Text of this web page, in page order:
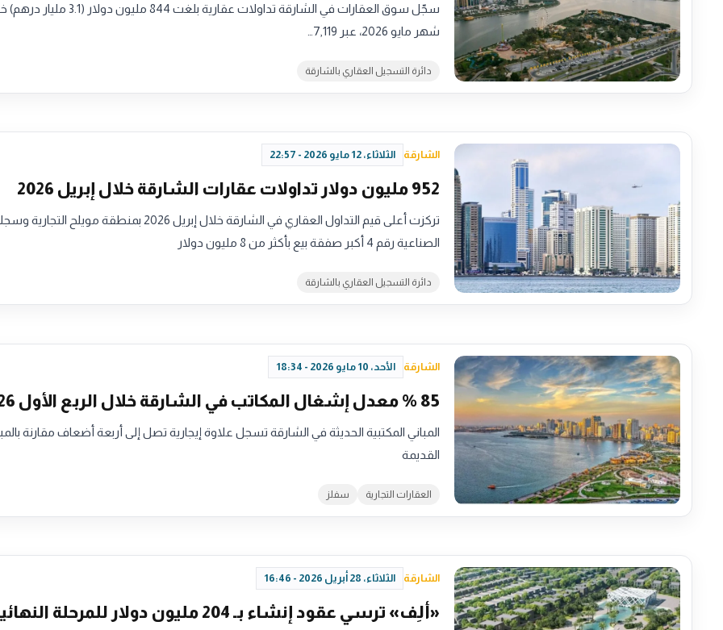
سجّل سوق العقارات في الشارقة تداولات عقارية بلغت 844 مليون دولار
شهر مايو 2026، عبر 7,119…
دائرة التسجيل العقاري بالشارقة
الشارقة الثلاثاء، 12 مايو 2026 - 22:57
952 مليون دولار تداولات عقارات الشارقة خلال إبريل 2026
تركزت أعلى قيم التداول العقاري في الشارقة خلال إبريل 2026 بمنطقة مويلح
الصناعية رقم 4 أكبر صفقة بيع بأكثر من 8 مليون دولار
دائرة التسجيل العقاري بالشارقة
الشارقة الأحد، 10 مايو 2026 - 18:34
85 % معدل إشغال المكاتب في الشارقة خلال الربع الأول 2026
المباني المكتبية الحديثة في الشارقة تسجل علاوة إيجارية تصل إلى أربعة أضعاف مقارنة
القديمة
العقارات التجارية سفلز
الشارقة الثلاثاء، 28 أبريل 2026 - 16:46
«ألِف» ترسي عقود إنشاء بـ 204 مليون دولار للمرحلة